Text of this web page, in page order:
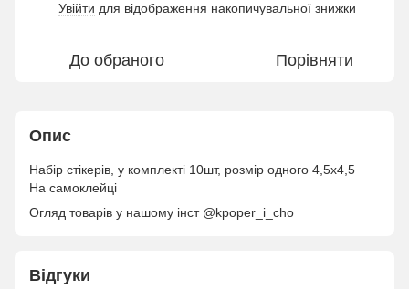
Увійти для відображення накопичувальної знижки
До обраного Порівняти
Опис
Набір стікерів, у комплекті 10шт, розмір одного 4,5х4,5
На самоклейці
Огляд товарів у нашому інст @kpoper_i_cho
Відгуки